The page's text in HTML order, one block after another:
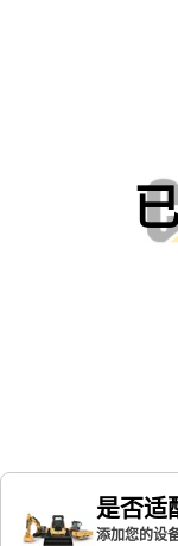
是否适
添加您的设